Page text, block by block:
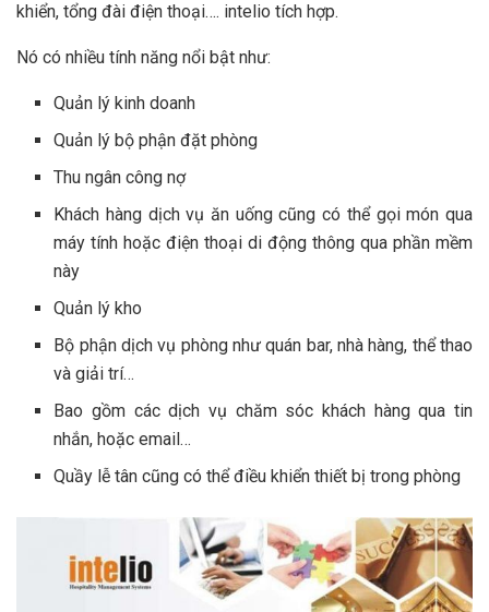
khiển, tổng đài điện thoại…. intelio tích hợp.
Nó có nhiều tính năng nổi bật như:
Quản lý kinh doanh
Quản lý bộ phận đặt phòng
Thu ngân công nợ
Khách hàng dịch vụ ăn uống cũng có thể gọi món qua
máy tính hoặc điện thoại di động thông qua phần mềm
này
Quản lý kho
Bộ phận dịch vụ phòng như quán bar, nhà hàng, thể thao
và giải trí…
Bao gồm các dịch vụ chăm sóc khách hàng qua tin
nhắn, hoặc email…
Quầy lễ tân cũng có thể điều khiển thiết bị trong phòng